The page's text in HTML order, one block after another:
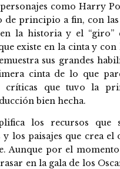
como Harry
de principio a fin, con
la historia y el
existe en la cinta y
sus grandes
cinta de lo que
críticas que tuvo la
bien hecha.
los recursos
y los paisajes que crea
Aunque por el
en la gala de los